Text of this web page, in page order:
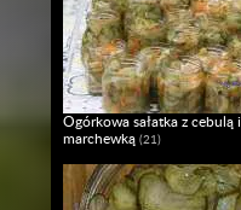
Ogórkowa sałatka z cebulą i
marchewką (21)